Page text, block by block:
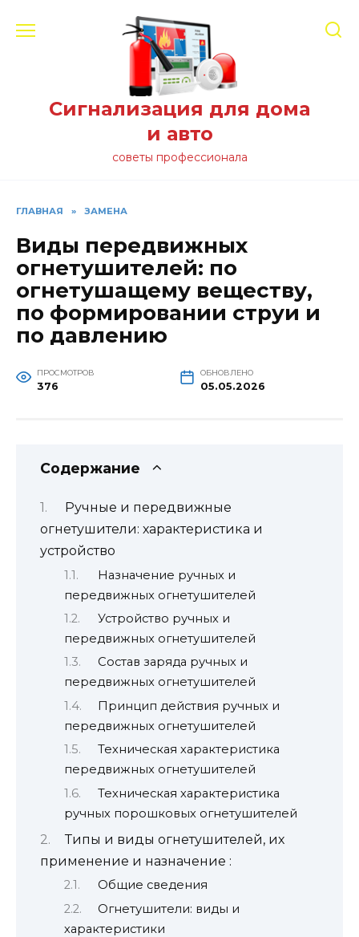
Сигнализация для дома
и авто
советы профессионала
ГЛАВНАЯ » ЗАМЕНА
Виды передвижных
огнетушителей: по
огнетушащему веществу,
по формировании струи и
по давлению
ПРОСМОТРОВ
376
ОБНОВЛЕНО
05.05.2026
Содержание
Ручные и передвижные
огнетушители: характеристика и
устройство
Назначение ручных и
передвижных огнетушителей
Устройство ручных и
передвижных огнетушителей
Состав заряда ручных и
передвижных огнетушителей
Принцип действия ручных и
передвижных огнетушителей
Техническая характеристика
передвижных огнетушителей
Техническая характеристика
ручных порошковых огнетушителей
Типы и виды огнетушителей, их
применение и назначение :
Общие сведения
Огнетушители: виды и
характеристики